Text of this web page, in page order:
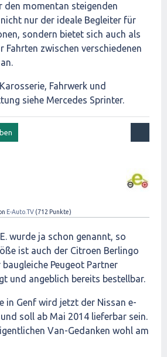
den momentan steigenden
nur der ideale Begleiter für
sondern bietet sich auch als
Fahrten zwischen verschiedenen
Fahrwerk und
siehe Mercedes Sprinter.
E-Auto.TV (712 Punkte)
wurde ja schon genannt, so
ist auch der Citroen Berlingo
Peugeot Partner
und angeblich bereits bestellbar.
in Genf wird jetzt der Nissan e-
soll ab Mai 2014 lieferbar sein.
Van-Gedanken wohl am